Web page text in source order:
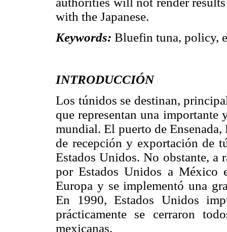
with the Japanese.
Keywords: Bluefin tuna, policy,
INTRODUCCIÓN
Los túnidos se destinan,
que representan una
mundial. El puerto de
de recepción y exportación de
Estados Unidos. No obstante, a
por Estados Unidos a México
Europa y se implementó una
En 1990, Estados Unidos
prácticamente se cerraron
mexicanas.